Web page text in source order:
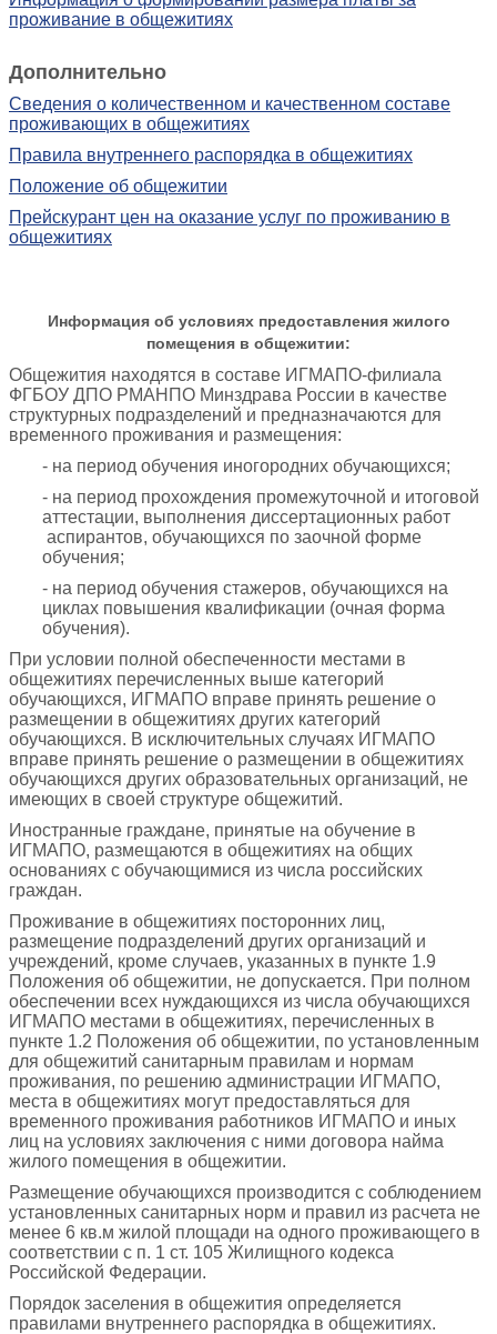
проживание в общежитиях
Дополнительно
Сведения о количественном и качественном составе
проживающих в общежитиях
Правила внутреннего распорядка в общежитиях
Положение об общежитии
Прейскурант цен на оказание услуг по проживанию в
общежитиях
Информация об условиях предоставления жилого
помещения в общежитии:
Общежития находятся в составе ИГМАПО-филиала
ФГБОУ ДПО РМАНПО Минздрава России в качестве
структурных подразделений и предназначаются для
временного проживания и размещения:
- на период обучения иногородних обучающихся;
- на период прохождения промежуточной и итоговой
аттестации, выполнения диссертационных работ
аспирантов, обучающихся по заочной форме
обучения;
- на период обучения стажеров, обучающихся на
циклах повышения квалификации (очная форма
обучения).
При условии полной обеспеченности местами в
общежитиях перечисленных выше категорий
обучающихся, ИГМАПО вправе принять решение о
размещении в общежитиях других категорий
обучающихся. В исключительных случаях ИГМАПО
вправе принять решение о размещении в общежитиях
обучающихся других образовательных организаций, не
имеющих в своей структуре общежитий.
Иностранные граждане, принятые на обучение в
ИГМАПО, размещаются в общежитиях на общих
основаниях с обучающимися из числа российских
граждан.
Проживание в общежитиях посторонних лиц,
размещение подразделений других организаций и
учреждений, кроме случаев, указанных в пункте 1.9
Положения об общежитии, не допускается. При полном
обеспечении всех нуждающихся из числа обучающихся
ИГМАПО местами в общежитиях, перечисленных в
пункте 1.2 Положения об общежитии, по установленным
для общежитий санитарным правилам и нормам
проживания, по решению администрации ИГМАПО,
места в общежитиях могут предоставляться для
временного проживания работников ИГМАПО и иных
лиц на условиях заключения с ними договора найма
жилого помещения в общежитии.
Размещение обучающихся производится с соблюдением
установленных санитарных норм и правил из расчета не
менее 6 кв.м жилой площади на одного проживающего в
соответствии с п. 1 ст. 105 Жилищного кодекса
Российской Федерации.
Порядок заселения в общежития определяется
правилами внутреннего распорядка в общежитиях.